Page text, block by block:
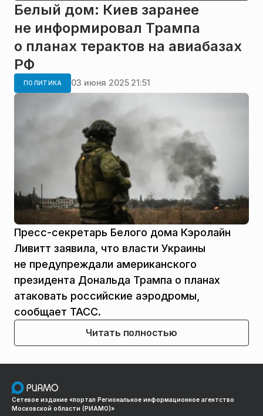
Белый дом: Киев заранее
не информировал Трампа
о планах терактов на авиабазах
РФ
ПОЛИТИКА 03 июня 2025 21:51
Пресс-секретарь Белого дома Кэролайн
Ливитт заявила, что власти Украины
не предупреждали американского
президента Дональда Трампа о планах
атаковать российские аэродромы,
сообщает ТАСС.
Читать полностью
Сетевое издание «портал Региональное информационное агентство
Московской области (РИАМО)»